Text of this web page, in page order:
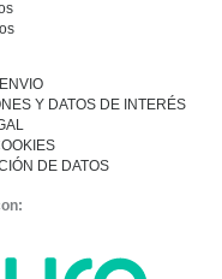
Y DATOS DE INTERÉS
DE DATOS